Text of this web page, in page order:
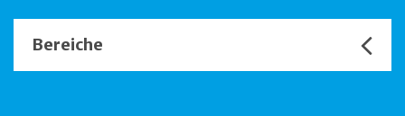
Bereiche